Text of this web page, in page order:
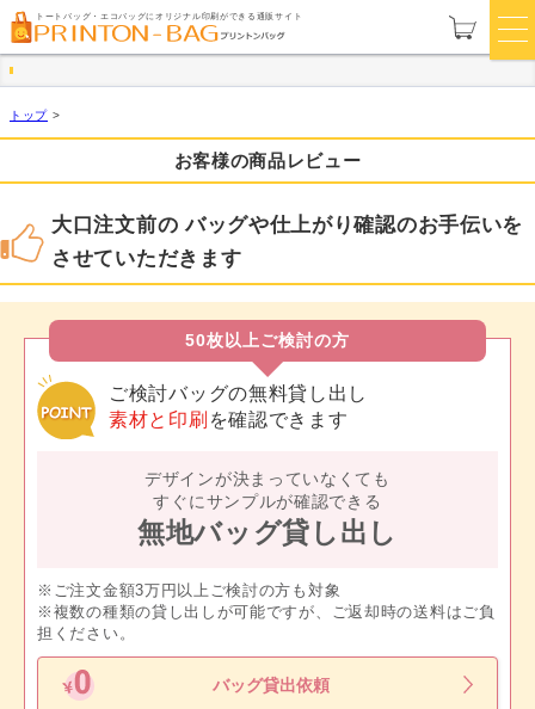
トートバッグ・エコバッグにオリジナル印刷ができる通販サイト
トップ >
お客様の商品レビュー
大口注文前の バッグや仕上がり確認のお手伝いを
させていただきます
50枚以上ご検討の方
ご検討バッグの無料貸し出し
素材と印刷 を確認できます
デザインが決まっていなくても
すぐにサンプルが確認できる
無地バッグ貸し出し
※ご注文金額3万円以上ご検討の方も対象
※複数の種類の貸し出しが可能ですが、ご返却時の送料はご負
担ください。
バッグ貸出依頼